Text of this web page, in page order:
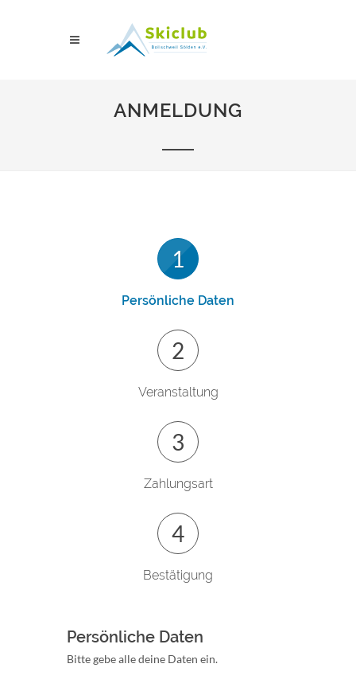
ANMELDUNG
Persönliche Daten
Veranstaltung
Zahlungsart
Bestätigung
Persönliche Daten
Bitte gebe alle deine Daten ein.